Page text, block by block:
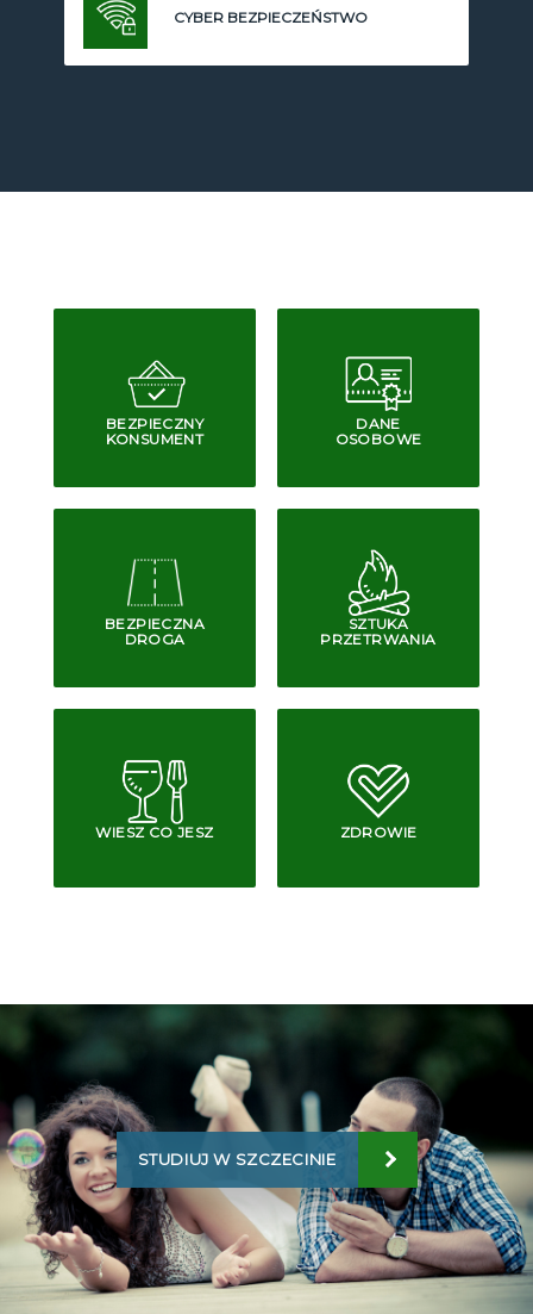
CYBER BEZPIECZEŃSTWO
BEZPIECZNY
KONSUMENT
DANE
OSOBOWE
BEZPIECZNA
DROGA
SZTUKA
PRZETRWANIA
WIESZ CO JESZ ZDROWIE
STUDIUJ W SZCZECINIE